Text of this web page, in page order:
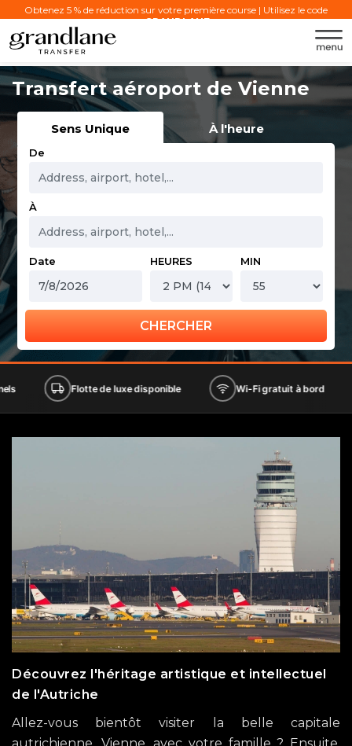
Obtenez 5 % de réduction sur votre première course | Utilisez le code
:GRANDLANE
Transfert aéroport de Vienne
Sens Unique À l'heure
De
À
Date HEURES MIN
CHERCHER
Flotte de luxe disponible Wi-Fi gratuit à bord
Découvrez l'héritage artistique et intellectuel
de l'Autriche
Allez-vous bientôt visiter la belle capitale
autrichienne, Vienne, avec votre famille ? Ensuite,